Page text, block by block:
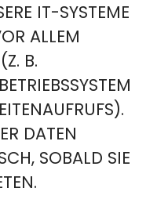
IT-SYSTEME
ALLEM
B.
DATEN
SOBALD SIE